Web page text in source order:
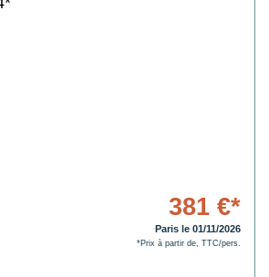
381 €*
Paris le 01/11/2026
*Prix à partir de, TTC/pers.